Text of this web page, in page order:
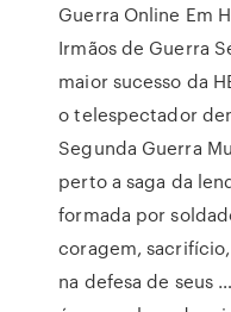
Guerra Online Em
Irmãos de Guerra
maior sucesso da
o telespectador
Segunda Guerra
perto a saga da
formada por
coragem,
na defesa de seus